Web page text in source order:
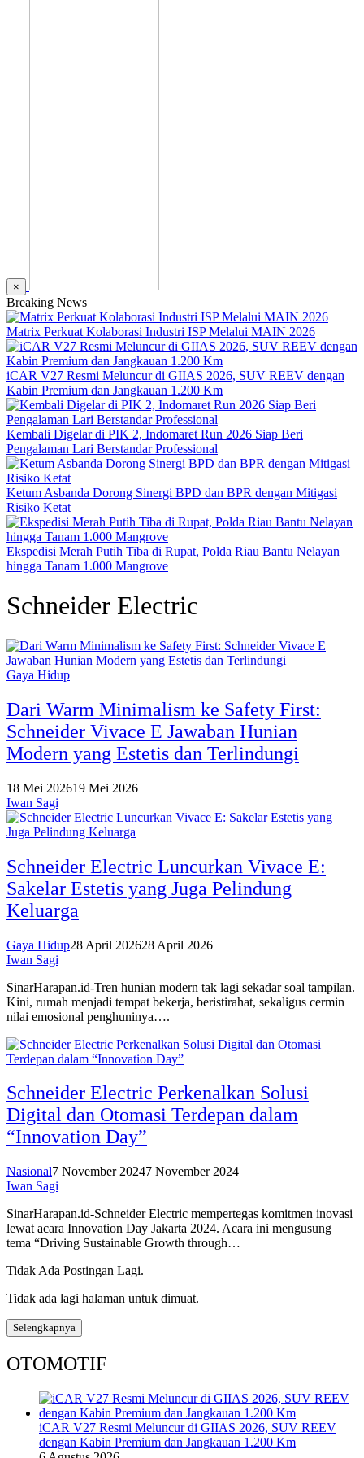
×
Breaking News
Matrix Perkuat Kolaborasi Industri ISP Melalui MAIN 2026
iCAR V27 Resmi Meluncur di GIIAS 2026, SUV REEV dengan
Kabin Premium dan Jangkauan 1.200 Km
Kembali Digelar di PIK 2, Indomaret Run 2026 Siap Beri
Pengalaman Lari Berstandar Professional
Ketum Asbanda Dorong Sinergi BPD dan BPR dengan Mitigasi
Risiko Ketat
Ekspedisi Merah Putih Tiba di Rupat, Polda Riau Bantu Nelayan
hingga Tanam 1.000 Mangrove
Schneider Electric
Gaya Hidup
Dari Warm Minimalism ke Safety First:
Schneider Vivace E Jawaban Hunian
Modern yang Estetis dan Terlindungi
18 Mei 202619 Mei 2026
Iwan Sagi
Schneider Electric Luncurkan Vivace E:
Sakelar Estetis yang Juga Pelindung
Keluarga
Gaya Hidup28 April 202628 April 2026
Iwan Sagi
SinarHarapan.id-Tren hunian modern tak lagi sekadar soal tampilan.
Kini, rumah menjadi tempat bekerja, beristirahat, sekaligus cermin
nilai emosional penghuninya….
Schneider Electric Perkenalkan Solusi
Digital dan Otomasi Terdepan dalam
“Innovation Day”
Nasional7 November 20247 November 2024
Iwan Sagi
SinarHarapan.id-Schneider Electric mempertegas komitmen inovasi
lewat acara Innovation Day Jakarta 2024. Acara ini mengusung
tema “Driving Sustainable Growth through…
Tidak Ada Postingan Lagi.
Tidak ada lagi halaman untuk dimuat.
Selengkapnya
OTOMOTIF
iCAR V27 Resmi Meluncur di GIIAS 2026, SUV REEV
dengan Kabin Premium dan Jangkauan 1.200 Km